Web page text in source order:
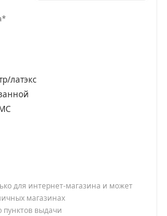
латэкс
для интернет-магазина и может
магазинах
пунктов выдачи